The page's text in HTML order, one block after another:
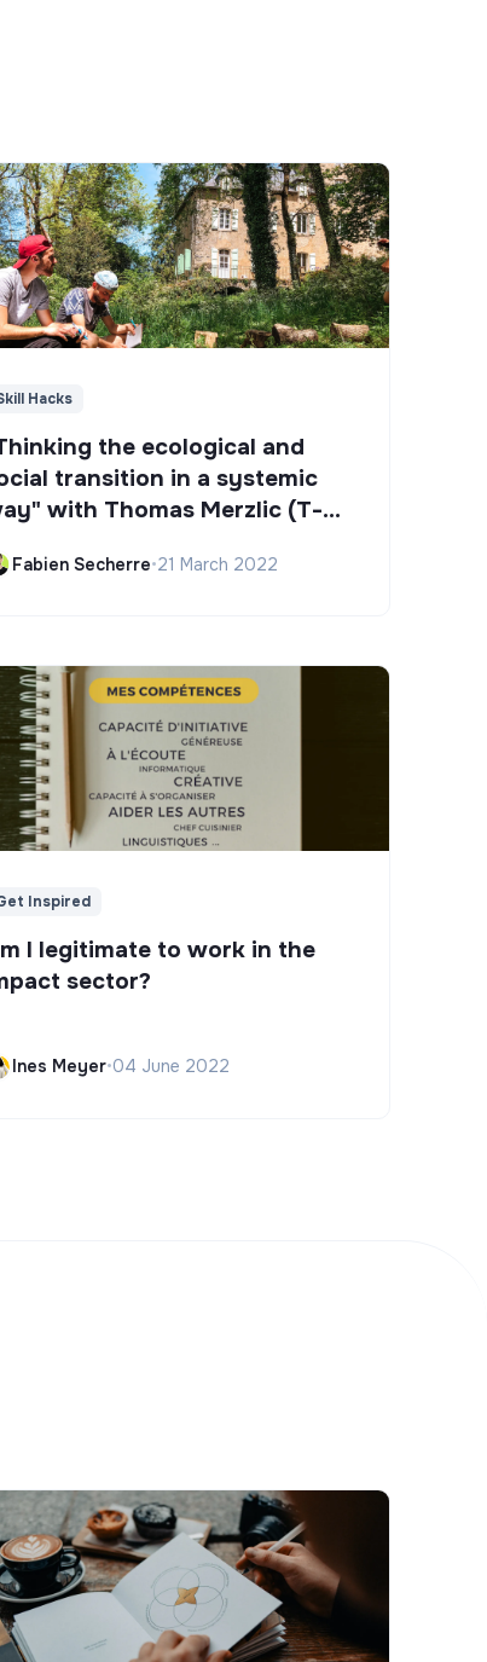
Hacks
the ecological and
transition in a systemic
with Thomas Merzlic (T-
Fabien Secherre•21 March 2022
Inspired
I legitimate to work in the
sector?
Ines Meyer•04 June 2022